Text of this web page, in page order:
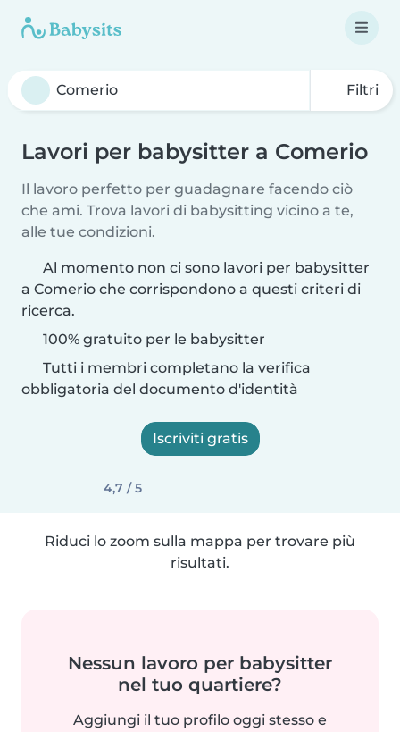
Filtri
Lavori per babysitter a Comerio
Il lavoro perfetto per guadagnare facendo ciò
che ami. Trova lavori di babysitting vicino a te,
alle tue condizioni.
Al momento non ci sono lavori per babysitter
a Comerio che corrispondono a questi criteri di
ricerca.
100% gratuito per le babysitter
Tutti i membri completano la verifica
obbligatoria del documento d'identità
Iscriviti gratis
4,7 / 5
Riduci lo zoom sulla mappa per trovare più
risultati.
Nessun lavoro per babysitter
nel tuo quartiere?
Aggiungi il tuo profilo oggi stesso e